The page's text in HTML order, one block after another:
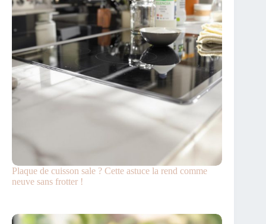
Plaque de cuisson sale ? Cette astuce la rend comme
neuve sans frotter !